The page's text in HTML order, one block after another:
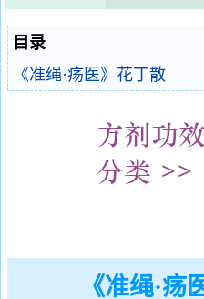
目录
《准绳·疡医》花丁散
《准绳·